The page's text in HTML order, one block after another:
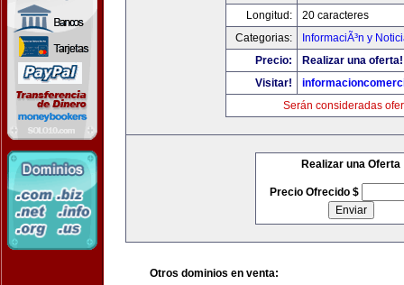
Longitud:
20 caracteres
Categorias:
InformaciÃ³n y
Precio:
Realizar una oferta!
Visitar!
Serán consideradas
Realizar una Oferta
Precio Ofrecido $
Otros dominios en venta: